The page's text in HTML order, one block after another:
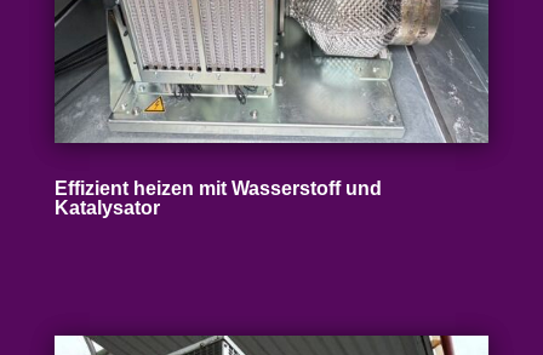
Effizient heizen mit Wasser­stoff und
Katalysator